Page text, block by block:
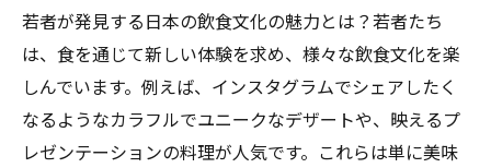
最新トレンドを探って、若者が思い入れのある
スポットを紹介
若者の視点で楽しむ飲食文化の再発見と新たな
体験の旅
若者が発見する日本の飲食文化の魅力とは？若者たち
は、食を通じて新しい体験を求め、様々な飲食文化を楽
しんでいます。例えば、インスタグラムでシェアしたく
なるようなカラフルでユニークなデザートや、映えるプ
レゼンテーションの料理が人気です。これらは単に美味